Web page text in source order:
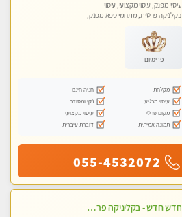
עיסוי מפנק, עיסוי מקצועי, עיסוי
בקלניקה פרטית, מתחמי ספא מפנק,
פרימיום
מקלחת
חניה חינם
עיסוי מרגיע
נקי ומסודר
מקום פרטי
עיסוי מקצועי
תמונה אמיתית
דוברת עיברית
055-4532072
חדש חדש - בקליניקה פרטית בבת ים עיסוי לחידוש אנרגיות עיסוי מקצועי מומלץ מאוד ללא מין !!